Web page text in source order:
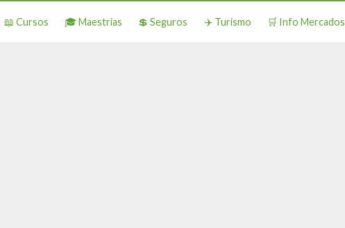
📖 Cursos 🎓 Maestrias 💲 Seguros ✈️ Turismo 🛒 Info Mercados